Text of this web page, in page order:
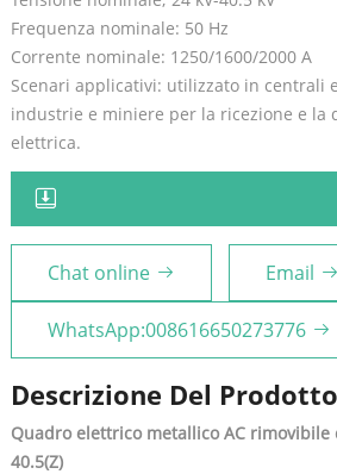
Frequenza nominale: 50 Hz
Corrente nominale: 1250/1600/2000 A
Scenari applicativi: utilizzato in centrali
industrie e miniere per la ricezione e la
elettrica.
Chat online Email
WhatsApp:008616650273776
Descrizione Del Prodotto
Quadro elettrico metallico AC rimovibile
40.5(Z)